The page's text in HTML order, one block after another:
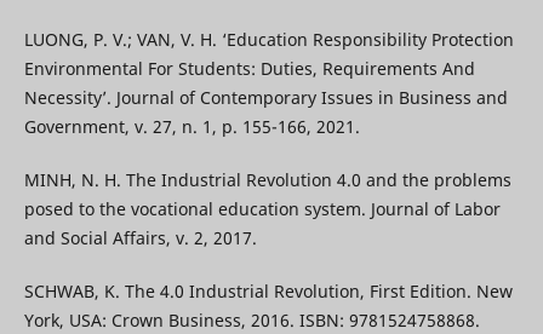
LUONG, P. V.; VAN, V. H. ‘Education Responsibility Protection
Environmental For Students: Duties, Requirements And
Necessity’. Journal of Contemporary Issues in Business and
Government, v. 27, n. 1, p. 155-166, 2021.
MINH, N. H. The Industrial Revolution 4.0 and the problems
posed to the vocational education system. Journal of Labor
and Social Affairs, v. 2, 2017.
SCHWAB, K. The 4.0 Industrial Revolution, First Edition. New
York, USA: Crown Business, 2016. ISBN: 9781524758868.